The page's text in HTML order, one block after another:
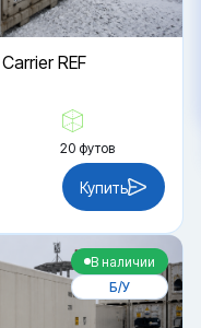
REF
20 футов
Купить
В наличии
Б/У